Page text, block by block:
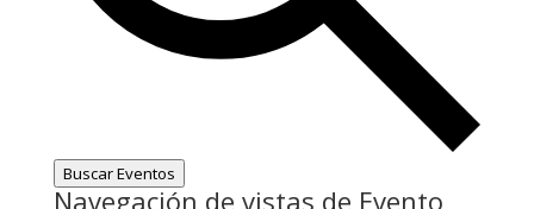
Buscar Eventos
Navegación de vistas de Evento